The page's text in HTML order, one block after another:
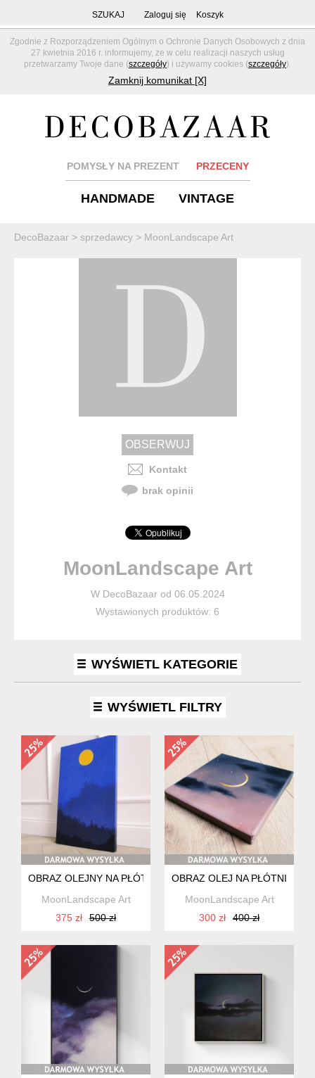
Zgodnie z Rozporządzeniem Ogólnym o Ochronie Danych Osobowych z dnia
27 kwietnia 2016 r. informujemy, że w celu realizacji naszych usług
przetwarzamy Twoje dane (szczegóły) i używamy cookies (szczegóły).
Zamknij komunikat [X]
SZUKAJ Zaloguj się Koszyk
POMYSŁY NA PREZENT PRZECENY
HANDMADE VINTAGE
DecoBazaar > sprzedawcy > MoonLandscape Art
Kontakt
brak opinii
MoonLandscape Art
W DecoBazaar od 06.05.2024
Wystawionych produktów: 6
WYŚWIETL KATEGORIE
WYŚWIETL FILTRY
OBRAZ OLEJNY NA PŁÓTNIE, PEJZAŻ NOCNY, KSIĘŻYC,
MoonLandscape Art
375 zł
500 zł
OBRAZ OLEJ NA PŁÓTNIE,
MoonLandscape Art
300 zł
400 zł